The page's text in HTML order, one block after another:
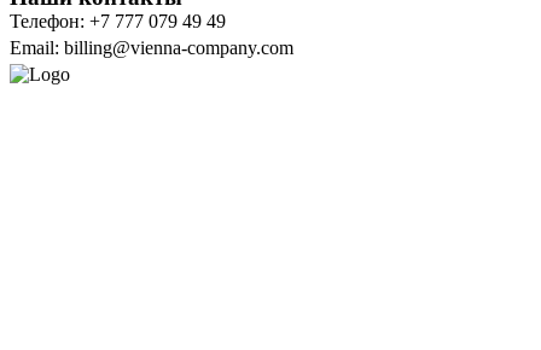
Телефон: +7 777 079 49 49
Email: billing@vienna-company.com